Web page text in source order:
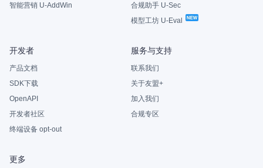
智能营销 U-AddWin
合规助手 U-Sec
模型工坊 U-Eval
开发者
产品文档
SDK下载
OpenAPI
开发者社区
终端设备 opt-out
服务与支持
联系我们
关于友盟+
加入我们
合规专区
更多